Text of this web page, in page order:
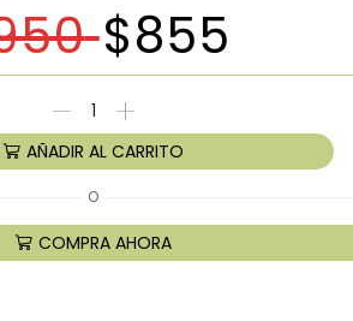
$855
AÑADIR AL CARRITO
O
COMPRA AHORA